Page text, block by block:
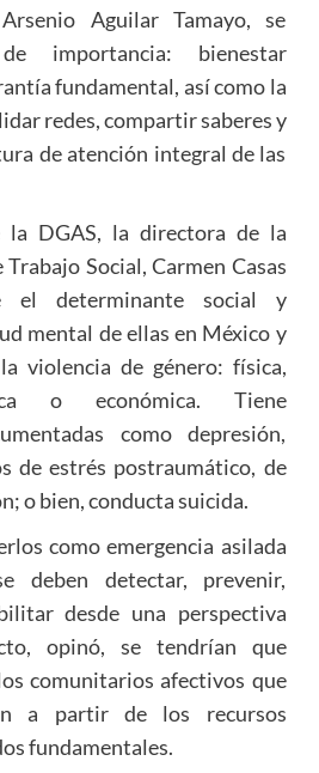
Aguilar Tamayo, se
importancia: bienestar
fundamental, así como la
redes, compartir saberes y
de atención integral de las
DGAS, la directora de la
Trabajo Social, Carmen Casas
el determinante social y
mental de ellas en México y
violencia de género: física,
o económica. Tiene
como depresión,
de estrés postraumático, de
o bien, conducta suicida.
como emergencia asilada
deben detectar, prevenir,
desde una perspectiva
opinó, se tendrían que
comunitarios afectivos que
a partir de los recursos
fundamentales.